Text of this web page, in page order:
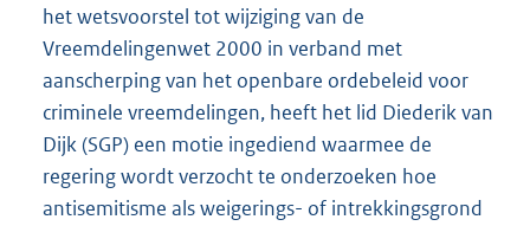
het wetsvoorstel tot wijziging van de
Vreemdelingenwet 2000 in verband met
aanscherping van het openbare ordebeleid voor
criminele vreemdelingen, heeft het lid Diederik van
Dijk (SGP) een motie ingediend waarmee de
regering wordt verzocht te onderzoeken hoe
antisemitisme als weigerings- of intrekkingsgrond